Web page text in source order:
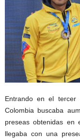
Entrando en el tercer
Colombia buscaba
preseas obtenidas en
llegaba con una